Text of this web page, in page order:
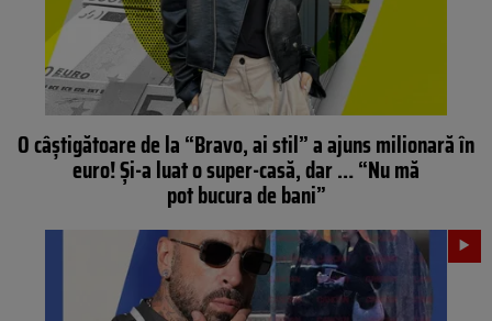
O câștigătoare de la “Bravo, ai stil” a ajuns milionară în
euro! Și-a luat o super-casă, dar … “Nu mă
pot bucura de bani”